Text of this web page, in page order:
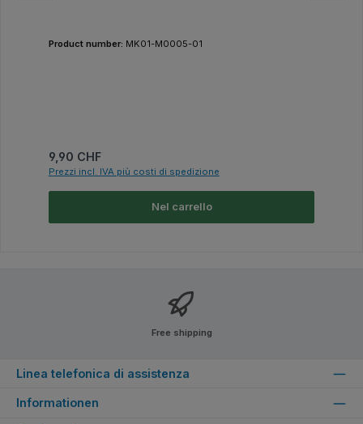
Product number: MK01-M0005-01
Prezzo normale:
9,90 CHF
Prezzi incl. IVA più costi di spedizione
Nel carrello
Free shipping
Linea telefonica di assistenza
Informationen